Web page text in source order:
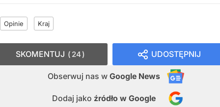
Opinie Kraj
UDOSTĘPNIJ
Obserwuj nas w Google News
Dodaj jako źródło w Google
SKOMENTUJ 24